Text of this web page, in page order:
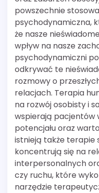
powszechnie
psychodynamiczna,
że nasze
wpływ na nasze
psychodynamiczni
odkrywać te
rozmowy o
relacjach. Terapia
na rozwój osobisty i
wspierają pacjentów
potencjału oraz
istnieją także terapie
koncentrują się na
interpersonalnych
czy ruchu, które
narzędzie